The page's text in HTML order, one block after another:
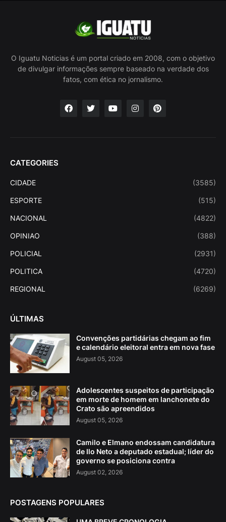
O Iguatu Noticias é um portal criado em 2008, com o objetivo
de divulgar informações sempre baseado na verdade dos
fatos, com ética no jornalismo.
CATEGORIES
CIDADE (3585)
ESPORTE (515)
NACIONAL (4822)
OPINIAO (388)
POLICIAL (2931)
POLITICA (4720)
REGIONAL (6269)
ÚLTIMAS
Convenções partidárias chegam ao fim
e calendário eleitoral entra em nova fase
August 05, 2026
Adolescentes suspeitos de participação
em morte de homem em lanchonete do
Crato são apreendidos
August 05, 2026
Camilo e Elmano endossam candidatura
de Ilo Neto a deputado estadual; líder do
governo se posiciona contra
August 02, 2026
POSTAGENS POPULARES